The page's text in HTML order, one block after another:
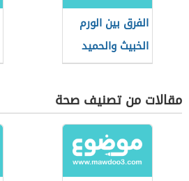
الفرق بين الورم
الخبيث والحميد
مقالات من تصنيف صحة